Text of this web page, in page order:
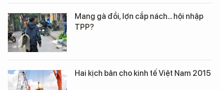
Mang gà đồi, lợn cắp nách… hội nhập
TPP?
Hai kịch bản cho kinh tế Việt Nam 2015